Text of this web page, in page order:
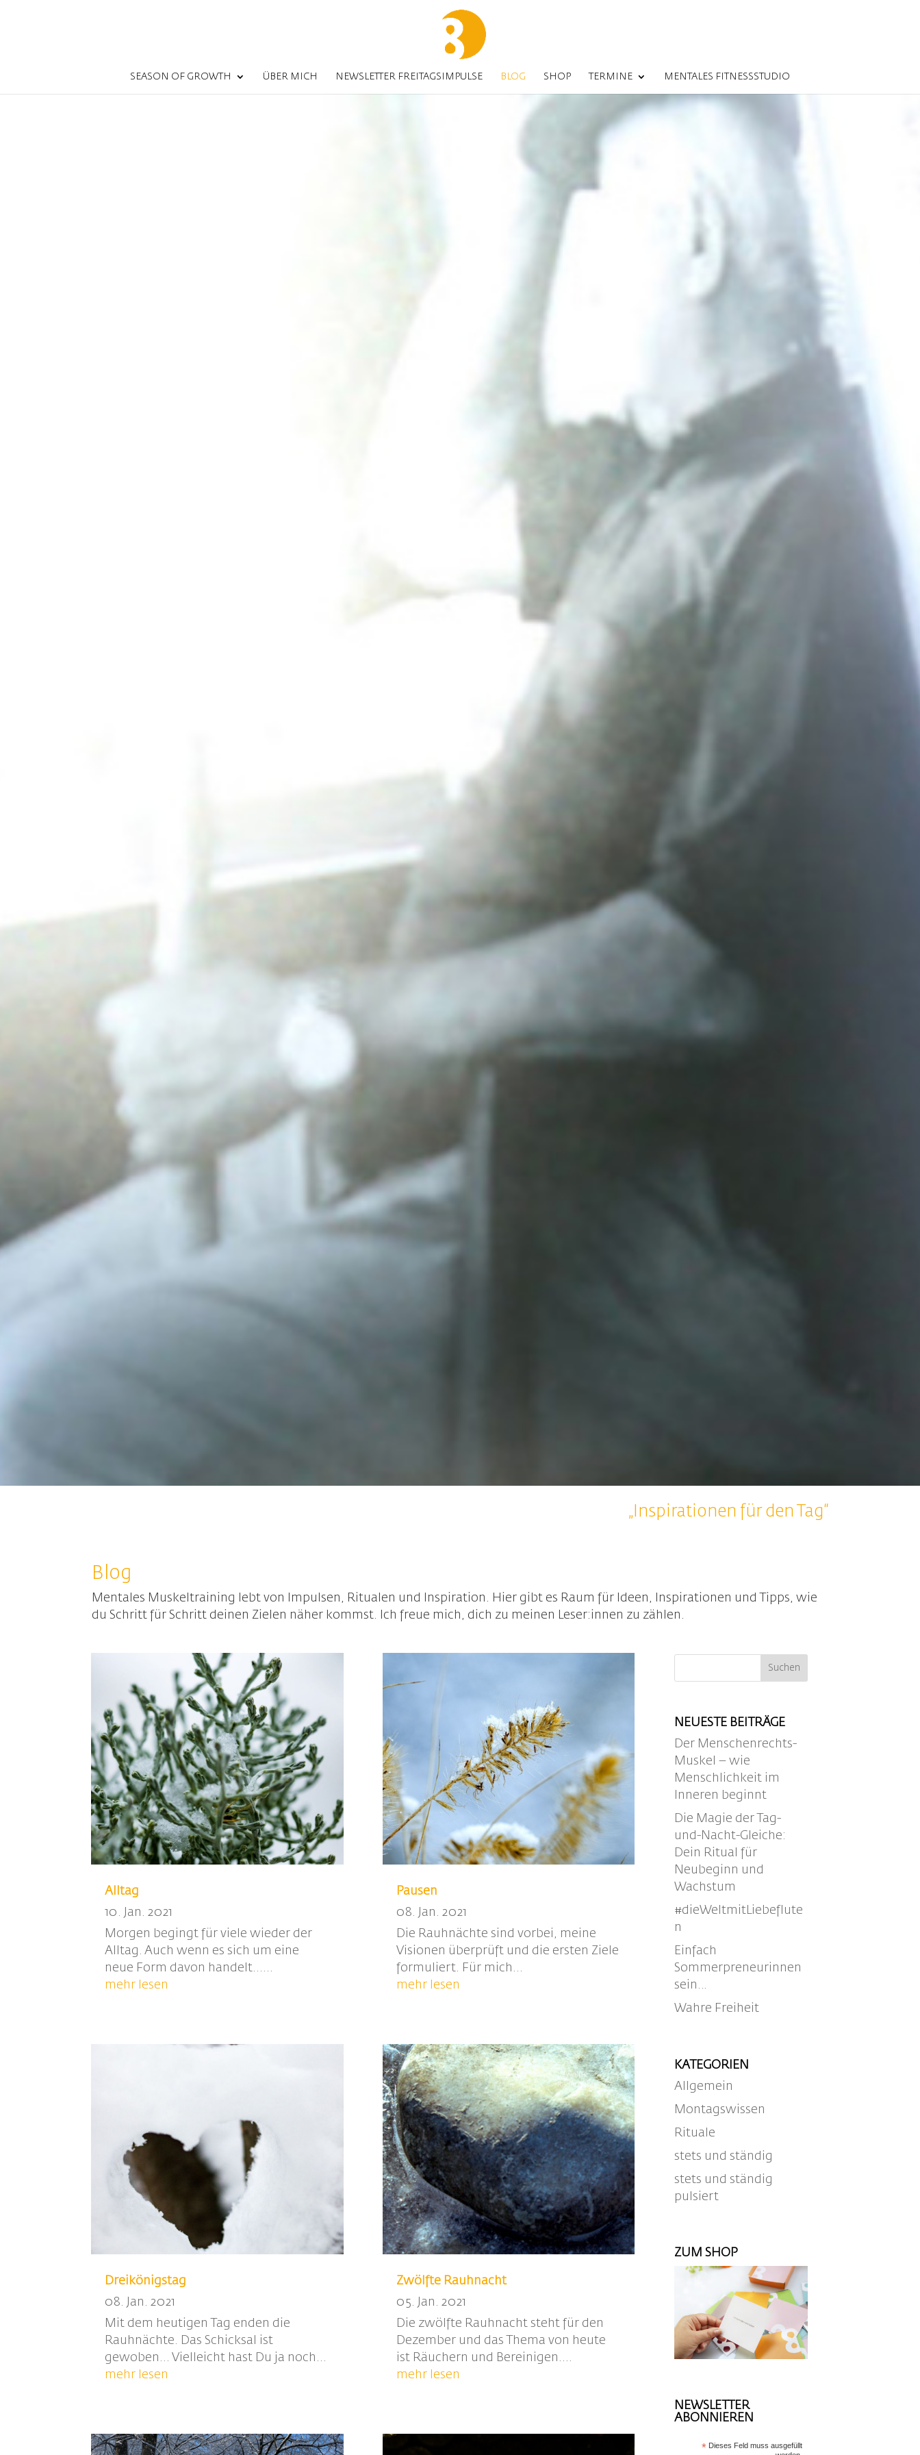
SEASON OF GROWTH ÜBER MICH NEWSLETTER FREITAGSIMPULSE BLOG SHOP TERMINE MENTALES FITNESSSTUDIO
„Inspirationen für den Tag“
Blog
Mentales Muskeltraining lebt von Impulsen, Ritualen und Inspiration. Hier gibt es Raum für Ideen, Inspirationen und Tipps, wie
du Schritt für Schritt deinen Zielen näher kommst. Ich freue mich, dich zu meinen Leser:innen zu zählen.
Alltag
10. Jan. 2021
Morgen begingt für viele wieder der
Alltag. Auch wenn es sich um eine
neue Form davon handelt......
mehr lesen
Dreikönigstag
08. Jan. 2021
Mit dem heutigen Tag enden die
Rauhnächte. Das Schicksal ist
gewoben... Vielleicht hast Du ja noch...
mehr lesen
Pausen
08. Jan. 2021
Die Rauhnächte sind vorbei, meine
Visionen überprüft und die ersten Ziele
formuliert. Für mich...
mehr lesen
Zwölfte Rauhnacht
05. Jan. 2021
Die zwölfte Rauhnacht steht für den
Dezember und das Thema von heute
ist Räuchern und Bereinigen....
mehr lesen
NEUESTE BEITRÄGE
Der Menschenrechts-
Muskel – wie
Menschlichkeit im
Inneren beginnt
Die Magie der Tag-
und-Nacht-Gleiche:
Dein Ritual für
Neubeginn und
Wachstum
#dieWeltmitLiebeflute
n
Einfach
Sommerpreneurinnen
sein…
Wahre Freiheit
KATEGORIEN
Allgemein
Montagswissen
Rituale
stets und ständig
stets und ständig
pulsiert
ZUM SHOP
NEWSLETTER
ABONNIEREN
* Dieses Feld muss ausgefüllt